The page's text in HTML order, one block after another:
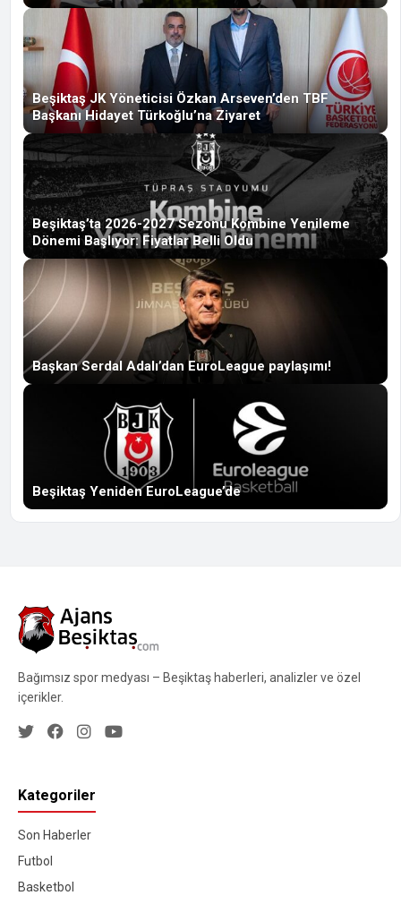
Beşiktaş JK Yöneticisi Özkan Arseven’den TBF
Başkanı Hidayet Türkoğlu’na Ziyaret
Beşiktaş’ta 2026-2027 Sezonu Kombine Yenileme
Dönemi Başlıyor: Fiyatlar Belli Oldu
Başkan Serdal Adalı’dan EuroLeague paylaşımı!
Beşiktaş Yeniden EuroLeague’de
Bağımsız spor medyası – Beşiktaş haberleri, analizler ve özel
içerikler.
Kategoriler
Son Haberler
Futbol
Basketbol